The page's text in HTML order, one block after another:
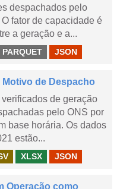
despachados pelo
fator de capacidade é
a geração e a...
PARQUET JSON
de Despacho
de geração
pelo ONS por
base horária. Os dados
estão...
XLSX JSON
Operação como